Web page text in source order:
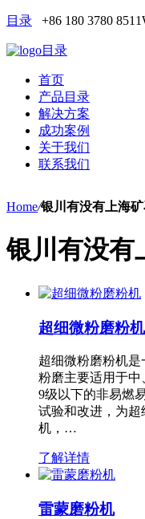
目录 +86 180 3780 8511
目录
首页
产品目录
解决方案
成功案例
关于我们
联系我们
Home/银川有没有上海
银川有没有
超细微粉磨粉机
超细微粉磨粉机
粉磨主要适用于中
9级以下的非易燃
试验和改进，为
机，…
了解详情
雷蒙磨粉机